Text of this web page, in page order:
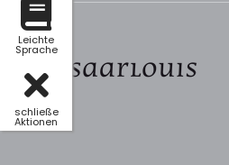
Leichte
Sprache
schließe
Aktionen